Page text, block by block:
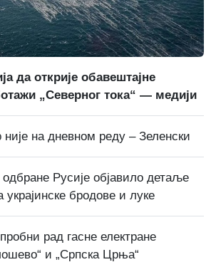
да открије обавештајне
„Северног тока“ — медији
није на дневном реду – Зеленски
Русије објавило детаље
украјинске бродове и луке
рад гасне електране
и „Српска Црња“